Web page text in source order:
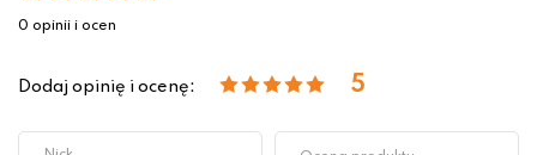
0 opinii i ocen
Dodaj opinię i ocenę: 5